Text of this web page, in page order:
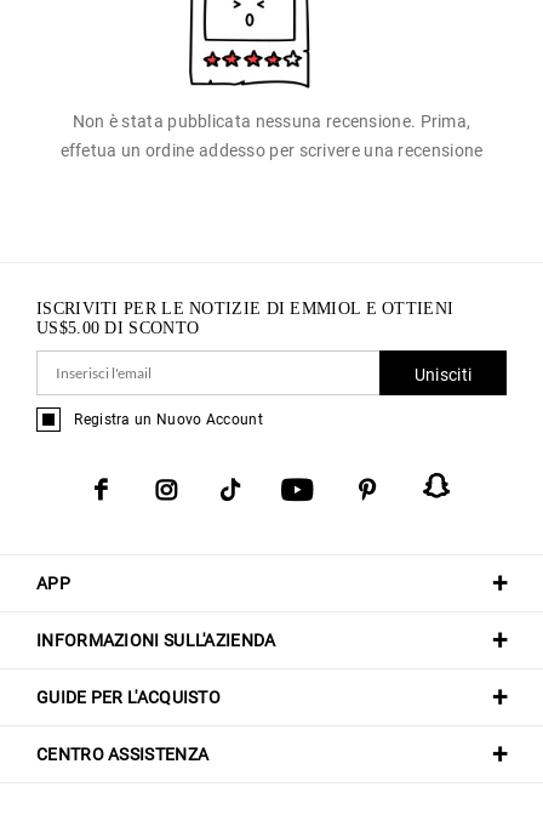
Non è stata pubblicata nessuna recensione. Prima,
effetua un ordine addesso per scrivere una recensione
APP
INFORMAZIONI SULL'AZIENDA
GUIDE PER L'ACQUISTO
CENTRO ASSISTENZA
ISCRIVITI PER LE NOTIZIE DI EMMIOL E OTTIENI
US$5.00 DI SCONTO
Unisciti
Registra un Nuovo Account